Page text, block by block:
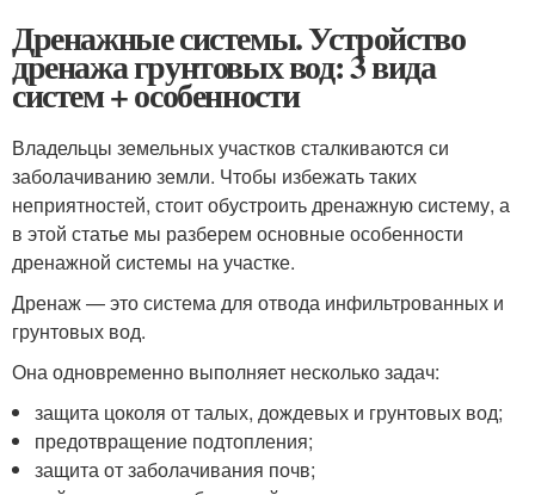
Дренажные системы. Устройство
дренажа грунтовых вод: 3 вида
систем + особенности
Владельцы земельных участков сталкиваются си
заболачиванию земли. Чтобы избежать таких
неприятностей, стоит обустроить дренажную систему, а
в этой статье мы разберем основные особенности
дренажной системы на участке.
Дренаж — это система для отвода инфильтрованных и
грунтовых вод.
Она одновременно выполняет несколько задач:
защита цоколя от талых, дождевых и грунтовых вод;
предотвращение подтопления;
защита от заболачивания почв;